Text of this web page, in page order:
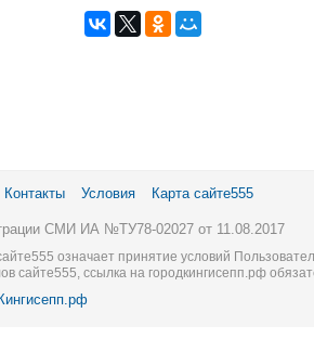
Контакты Условия Карта сайте555
СМИ ИА №ТУ78-02027 от 11.08.2017
означает принятие условий
сайте555, ссылка на городкингисепп.рф